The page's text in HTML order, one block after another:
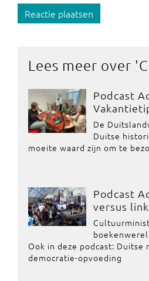
Reactie plaatsen
Lees meer over '
Podcast
De
Duitse
moeite waard zijn om te
Podcast
versus
Ook in deze podcast: Duitse
democratie-opvoeding